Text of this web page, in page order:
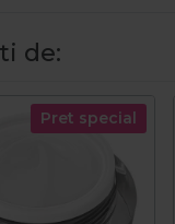
de:
Pret special